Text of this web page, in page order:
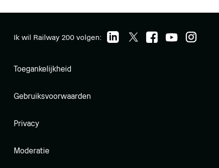
Ik wil Railway 200 volgen:
Toegankelijkheid
Gebruiksvoorwaarden
Privacy
Moderatie